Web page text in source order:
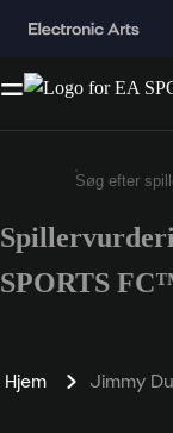
Enter a
SPORTS
Hjem Jimmy